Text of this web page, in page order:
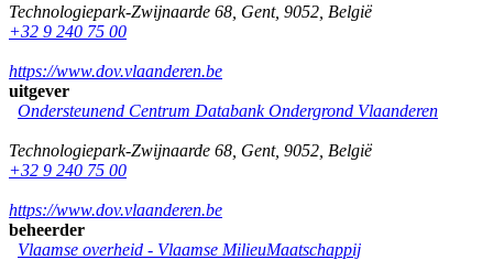
Technologiepark-Zwijnaarde 68 Gent, 9052 België
+32 9 240 75 00
https://www.dov.vlaanderen.be
uitgever
Ondersteunend Centrum Databank Ondergrond Vlaanderen
Technologiepark-Zwijnaarde 68 Gent, 9052 België
+32 9 240 75 00
https://www.dov.vlaanderen.be
beheerder
Vlaamse overheid - Vlaamse MilieuMaatschappij